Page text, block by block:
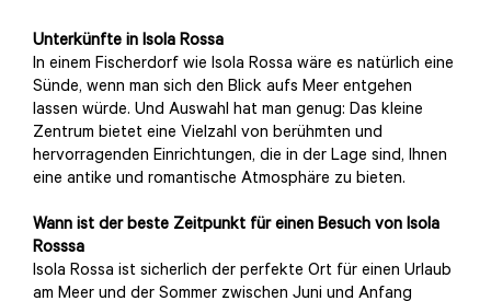
Unterkünfte in Isola Rossa
In einem Fischerdorf wie Isola Rossa wäre es natürlich eine
Sünde, wenn man sich den Blick aufs Meer entgehen
lassen würde. Und Auswahl hat man genug: Das kleine
Zentrum bietet eine Vielzahl von berühmten und
hervorragenden Einrichtungen, die in der Lage sind, Ihnen
eine antike und romantische Atmosphäre zu bieten.
Wann ist der beste Zeitpunkt für einen Besuch von Isola
Rosssa
Isola Rossa ist sicherlich der perfekte Ort für einen Urlaub
am Meer und der Sommer zwischen Juni und Anfang